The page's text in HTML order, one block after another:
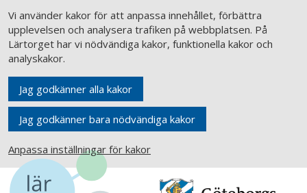
Vi använder kakor för att anpassa innehållet, förbättra
upplevelsen och analysera trafiken på webbplatsen. På
Lärtorget har vi nödvändiga kakor, funktionella kakor och
analyskakor.
Jag godkänner alla kakor
Jag godkänner bara nödvändiga kakor
Anpassa inställningar för kakor